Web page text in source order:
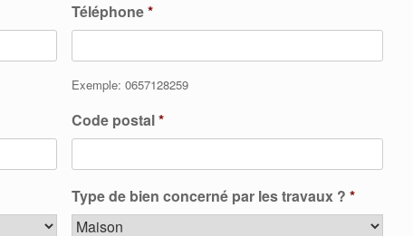
Téléphone*
Exemple: 0657128259
Code postal*
Type de bien concerné par les travaux ? *